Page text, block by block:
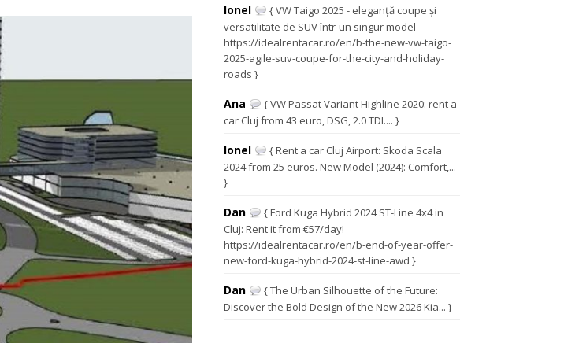
Ionel
{ VW Taigo 2025 - eleganță coupe și
versatilitate de SUV într-un singur model
https://idealrentacar.ro/en/b-the-new-vw-taigo-
2025-agile-suv-coupe-for-the-city-and-holiday-
roads }
Ana
{ VW Passat Variant Highline 2020: rent a
car Cluj from 43 euro, DSG, 2.0 TDI.... }
Ionel
{ Rent a car Cluj Airport: Skoda Scala
2024 from 25 euros. New Model (2024): Comfort,...
}
Dan
{ Ford Kuga Hybrid 2024 ST-Line 4x4 in
Cluj: Rent it from €57/day!
https://idealrentacar.ro/en/b-end-of-year-offer-
new-ford-kuga-hybrid-2024-st-line-awd }
Dan
{ The Urban Silhouette of the Future:
Discover the Bold Design of the New 2026 Kia... }